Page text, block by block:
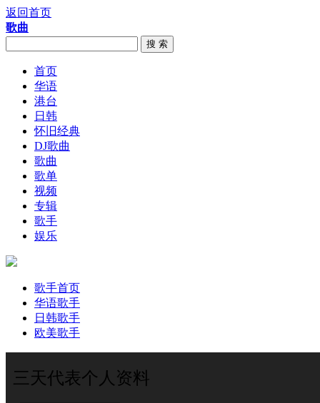
返回首页
歌曲
搜 索
首页
华语
港台
日韩
怀旧经典
DJ歌曲
歌曲
歌单
视频
专辑
歌手
娱乐
歌手首页
华语歌手
日韩歌手
欧美歌手
三天代表个人资料